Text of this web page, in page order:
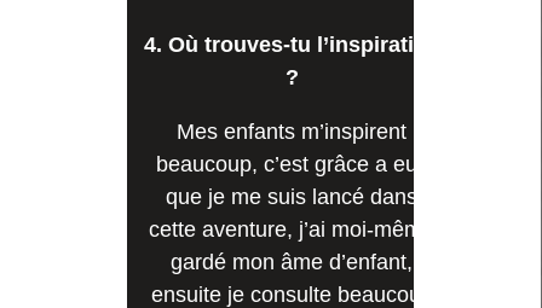
4. Où trouves-tu l’inspiration
?
Mes enfants m’inspirent
beaucoup, c’est grâce a eux
que je me suis lancé dans
cette aventure, j’ai moi-même
gardé mon âme d’enfant,
ensuite je consulte beaucoup